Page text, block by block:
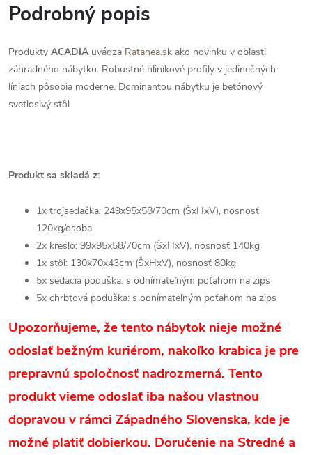
Podrobný popis
Produkty ACADIA uvádza Ratanea.sk ako novinku v oblasti
záhradného nábytku. Robustné hliníkové profily v jedinečných
líniach pôsobia moderne. Dominantou nábytku je betónový
svetlosivý stôl
Produkt sa skladá z:
1x trojsedačka: 249x95x58/70cm (ŠxHxV), nosnosť
120kg/osoba
2x kreslo: 99x95x58/70cm (ŠxHxV), nosnosť 140kg
1x stôl: 130x70x43cm (ŠxHxV), nosnosť 80kg
5x sedacia poduška: s odnímateľným poťahom na zips
5x chrbtová poduška: s odnímateľným poťahom na zips
Upozorňujeme, že tento nábytok nieje možné
odoslať bežným kuriérom, nakoľko krabica je pre
prepravnú spoločnosť nadrozmerná. Tento
produkt vieme odoslať iba našou vlastnou
dopravou v rámci Západného Slovenska, kde je
možné platiť dobierkou. Doručenie na Stredné a